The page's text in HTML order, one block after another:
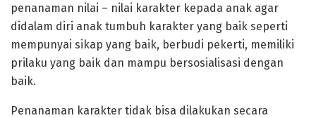
penanaman nilai – nilai karakter kepada anak agar
didalam diri anak tumbuh karakter yang baik seperti
mempunyai sikap yang baik, berbudi pekerti, memiliki
prilaku yang baik dan mampu bersosialisasi dengan
baik.
Penanaman karakter tidak bisa dilakukan secara